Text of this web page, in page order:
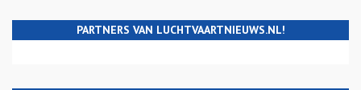
PARTNERS VAN LUCHTVAARTNIEUWS.NL!